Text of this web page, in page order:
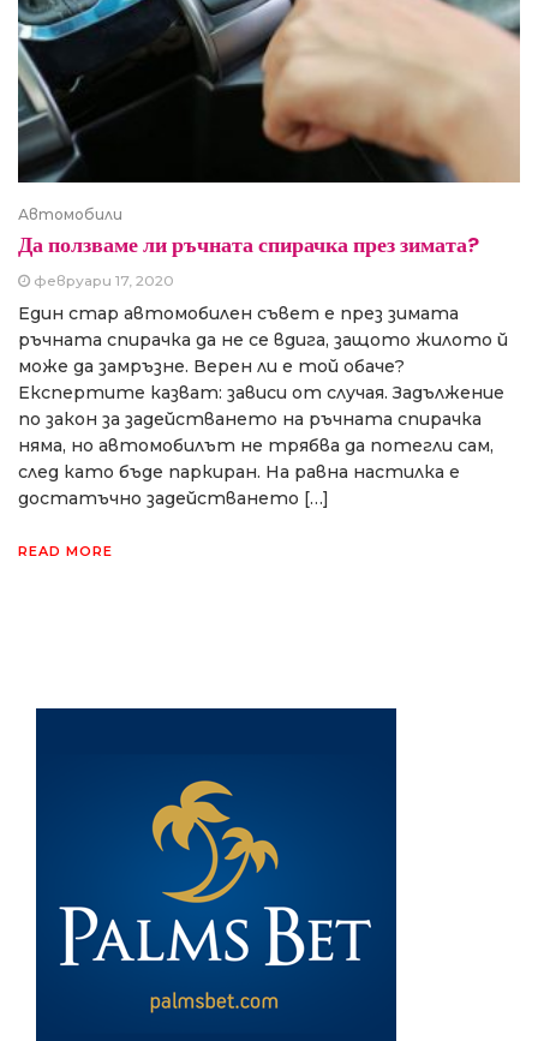
Автомобили
Да ползваме ли ръчната спирачка през зимата?
февруари 17, 2020
Един стар автомобилен съвет е през зимата
ръчната спирачка да не се вдига, защото жилото й
може да замръзне. Верен ли е той обаче?
Експертите казват: зависи от случая. Задължение
по закон за задействането на ръчната спирачка
няма, но автомобилът не трябва да потегли сам,
след като бъде паркиран. На равна настилка е
достатъчно задействането […]
READ MORE